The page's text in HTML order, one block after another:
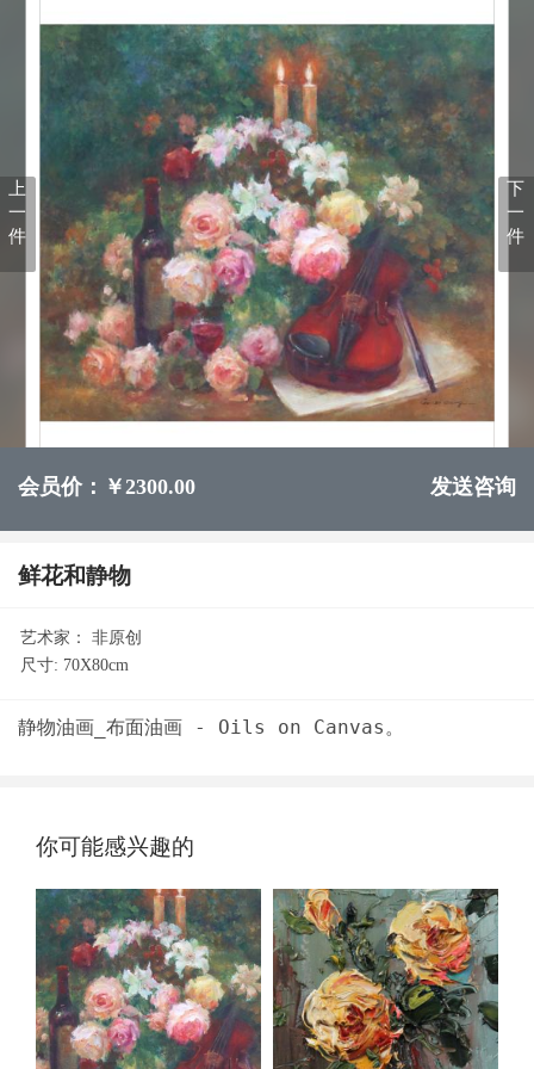
上
一
件
下
一
件
会员价：￥2300.00 发送咨询
鲜花和静物
艺术家：
非原创
尺寸: 70X80cm
你可能感兴趣的